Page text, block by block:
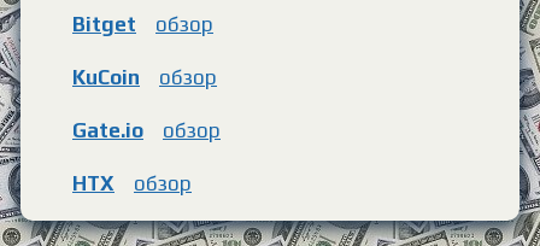
Bitget обзор
KuCoin обзор
Gate.io обзор
HTX обзор